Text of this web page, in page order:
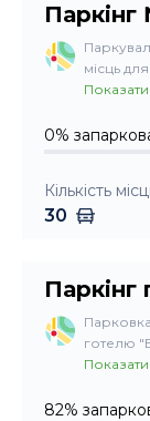
місць
Показати
0%
Кількість
30
готелю
Показати
82%